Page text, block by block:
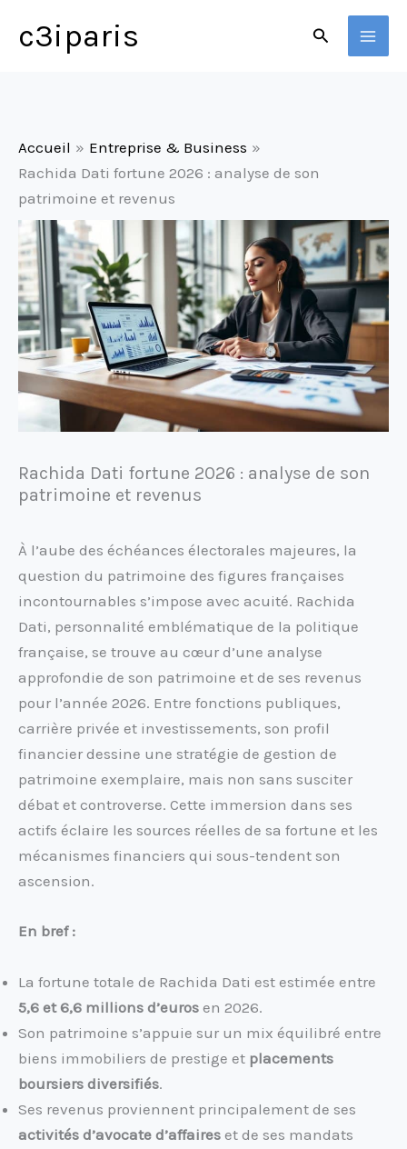
c3iparis Rechercher
Accueil
Entreprise & Business
Rachida Dati fortune 2026 : analyse de son
patrimoine et revenus
Rachida Dati fortune 2026 : analyse de son
patrimoine et revenus
À l’aube des échéances électorales majeures, la
question du patrimoine des figures françaises
incontournables s’impose avec acuité. Rachida
Dati, personnalité emblématique de la politique
française, se trouve au cœur d’une analyse
approfondie de son patrimoine et de ses revenus
pour l’année 2026. Entre fonctions publiques,
carrière privée et investissements, son profil
financier dessine une stratégie de gestion de
patrimoine exemplaire, mais non sans susciter
débat et controverse. Cette immersion dans ses
actifs éclaire les sources réelles de sa fortune et les
mécanismes financiers qui sous-tendent son
ascension.
En bref :
La fortune totale de Rachida Dati est estimée entre
5,6 et 6,6 millions d’euros en 2026.
Son patrimoine s’appuie sur un mix équilibré entre
biens immobiliers de prestige et placements
boursiers diversifiés.
Ses revenus proviennent principalement de ses
activités d’avocate d’affaires et de ses mandats